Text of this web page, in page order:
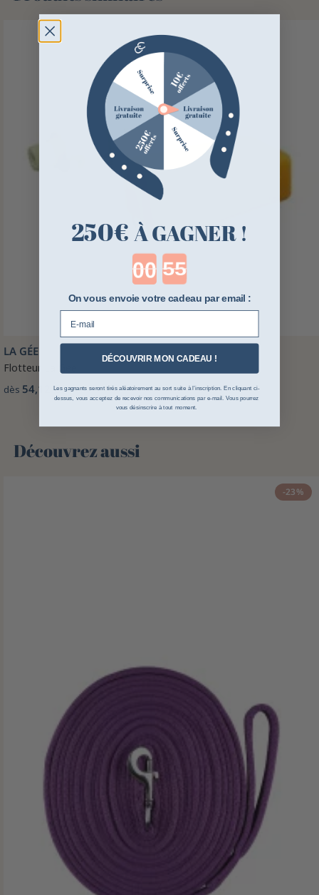
LA GÉE
Flotteur La Gee
dès 54,12 €
Découvrez aussi 🌻
-23%
250€ À GAGNER !
Countdown ends in:
On vous envoie votre cadeau par email :
DÉCOUVRIR MON CADEAU !
Les gagnants seront tirés aléatoirement au sort suite à l’inscription. En cliquant ci-
dessus, vous acceptez de recevoir nos communications par e-mail. Vous pourrez
vous désinscrire à tout moment.